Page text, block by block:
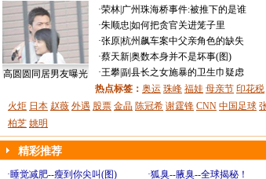
高圆圆同居男友曝光
·荣林| 广州珠海桥事件:被推下的是谁
·朱顺忠 如何把贪官关进笼子里
·张原|杭州飙车案中父亲角色的缺失
·蔡天新|奥数本身并不是坏事(图)
·王攀|副县长之女施暴的卫生巾疑虑
热点标签： 奥运 珠峰 福娃 母亲节 印花税
火炬 日本 赵薇 外遇 股票 金晶 陈冠希 谢霆锋 CNN 中国足球
柏芝 姚明
精彩推荐
·睡觉减肥--瘦到你尖叫(图) ·狐臭--腋臭--全球揭秘！